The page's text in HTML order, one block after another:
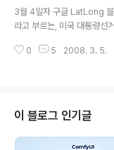
하고 있습니다. 얼마전 소개
멋진 3차원 도시나, 한폭의
대회도 이의 일환이라고 할
3월 4일자 구글 LatLong 블
라고 부르는, 미국 대통령선
가 이루어지는데, 특히 민주
분) 현재, 가장 관심의 촛점
만:36만으로 한참 앞서고
있습니다. ..
0 5 2008. 3. 5.
이 블로그 인기글